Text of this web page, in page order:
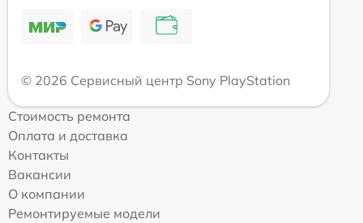
© 2026 Сервисный центр Sony PlayStation
Стоимость ремонта
Оплата и доставка
Контакты
Вакансии
О компании
Ремонтируемые модели